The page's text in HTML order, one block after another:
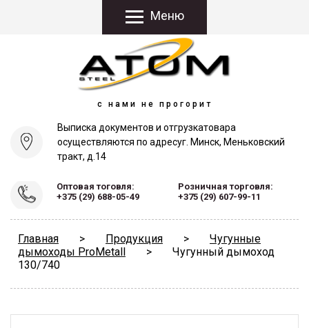
Меню
с нами не прогорит
Выписка документов и отгрузкатовара
осуществляются по адресуг. Минск, Меньковский
тракт, д.14
Оптовая тоговля:
+375 (29) 688-05-49
Розничная торговля:
+375 (29) 607-99-11
Главная > Продукция >
Чугунные
дымоходы ProMetall
>
Чугунный дымоход
130/740